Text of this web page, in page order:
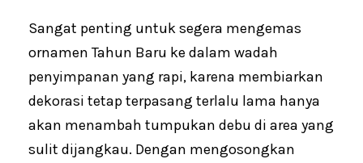
Sangat penting untuk segera mengemas
ornamen Tahun Baru ke dalam wadah
penyimpanan yang rapi, karena membiarkan
dekorasi tetap terpasang terlalu lama hanya
akan menambah tumpukan debu di area yang
sulit dijangkau. Dengan mengosongkan